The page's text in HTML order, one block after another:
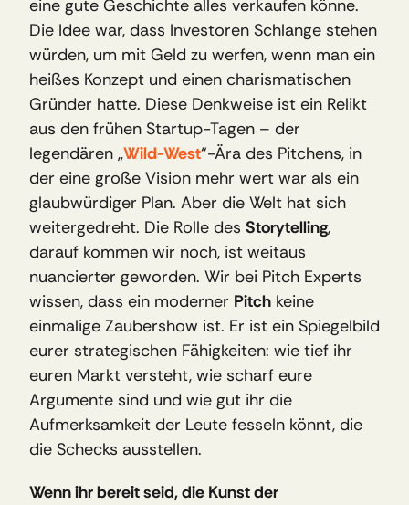
eine gute Geschichte alles verkaufen könne.
Die Idee war, dass Investoren Schlange stehen
würden, um mit Geld zu werfen, wenn man ein
heißes Konzept und einen charismatischen
Gründer hatte. Diese Denkweise ist ein Relikt
aus den frühen Startup-Tagen – der
legendären „Wild-West“-Ära des Pitchens, in
der eine große Vision mehr wert war als ein
glaubwürdiger Plan. Aber die Welt hat sich
weitergedreht. Die Rolle des Storytelling,
darauf kommen wir noch, ist weitaus
nuancierter geworden. Wir bei Pitch Experts
wissen, dass ein moderner Pitch keine
einmalige Zaubershow ist. Er ist ein Spiegelbild
eurer strategischen Fähigkeiten: wie tief ihr
euren Markt versteht, wie scharf eure
Argumente sind und wie gut ihr die
Aufmerksamkeit der Leute fesseln könnt, die
die Schecks ausstellen.
Wenn ihr bereit seid, die Kunst der